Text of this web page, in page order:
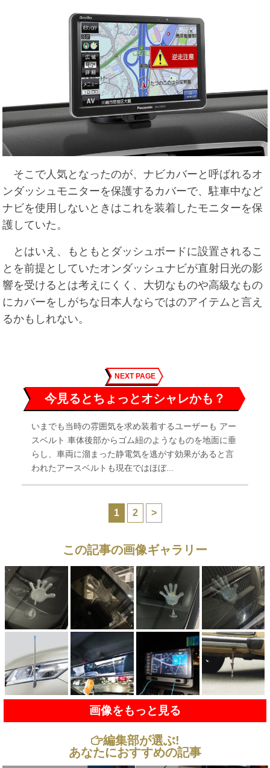
そこで人気となったのが、ナビカバーと呼ばれるオ
ンダッシュモニターを保護するカバーで、駐車中など
ナビを使用しないときはこれを装着したモニターを保
護していた。
とはいえ、もともとダッシュボードに設置されるこ
とを前提としていたオンダッシュナビが直射日光の影
響を受けるとは考えにくく、大切なものや高級なもの
にカバーをしがちな日本人ならではのアイテムと言え
るかもしれない。
NEXT PAGE
今見るとちょっとオシャレかも？
いまでも当時の雰囲気を求め装着するユーザーも アー
スベルト 車体後部からゴム紐のようなものを地面に垂
らし、車両に溜まった静電気を逃がす効果があると言
われたアースベルトも現在ではほぼ...
1 2 >
この記事の画像ギャラリー
画像をもっと見る
編集部が選ぶ!
あなたにおすすめの記事